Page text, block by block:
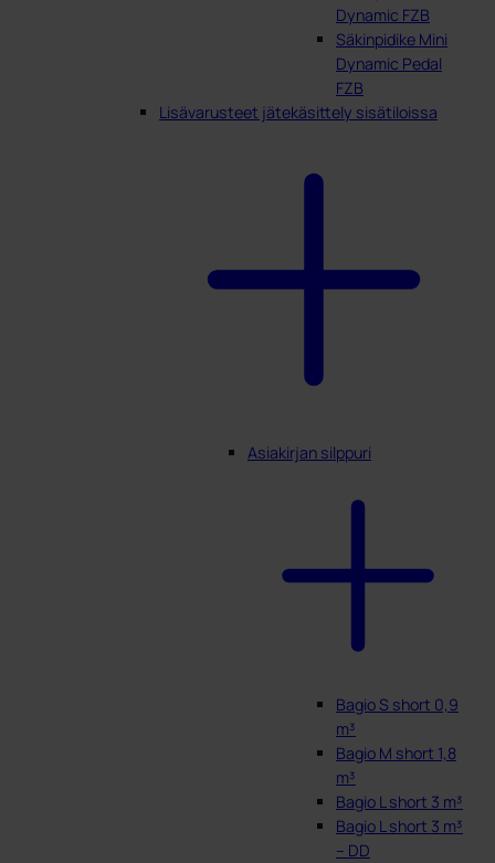
Dynamic FZB
Säkinpidike Mini
Dynamic Pedal
FZB
Lisävarusteet jätekäsittely sisätiloissa
Asiakirjan silppuri
Bagio S short 0,9
m³
Bagio M short 1,8
m³
Bagio L short 3 m³
Bagio L short 3 m³
– DD